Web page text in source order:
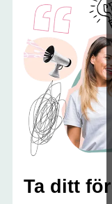
Ta ditt